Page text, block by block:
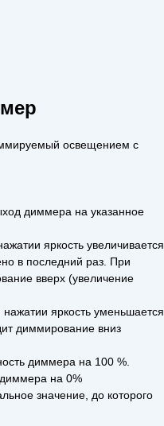
освещением с
диммера на указанное
яркость увеличивается
в последний раз. При
вверх (увеличение
яркость уменьшается
диммирование вниз
диммера на 100 %.
на 0%
значение, до которого